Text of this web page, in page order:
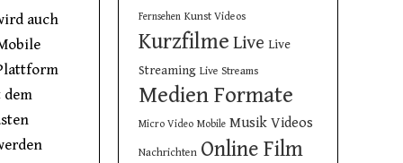
auch
Fernsehen Kunst Videos
Kurzfilme Live Live
Streaming Live Streams
Medien Formate
Micro Video Mobile Musik Videos
Nachrichten Online Film